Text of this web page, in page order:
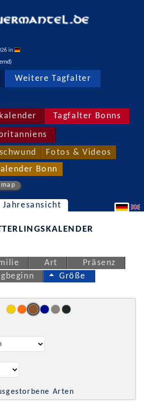
in
Weitere Tagfalter
Tagfalter Bonns
Fotos & Videos
Bonn
Jahresansicht
Art
Präsenz
Größe
Arten